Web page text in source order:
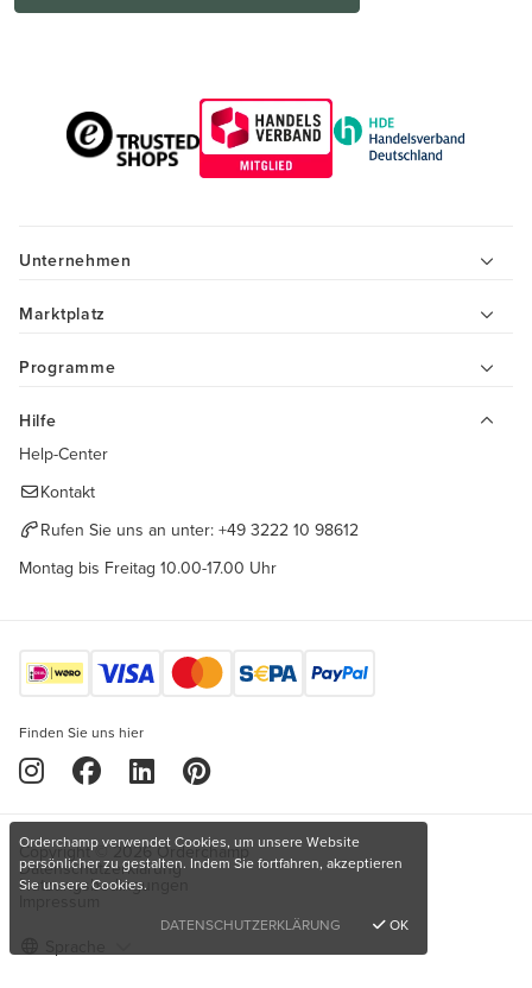
Unternehmen
Marktplatz
Programme
Hilfe
Help-Center
Kontakt
Rufen Sie uns an unter: +49 3222 10 98612
Montag bis Freitag 10.00-17.00 Uhr
Finden Sie uns hier
Copyright © 2026 Orderchamp
Datenschutzerklärung
Nutzungsbedingungen
Orderchamp verwendet Cookies, um unsere Website
persönlicher zu gestalten. Indem Sie fortfahren, akzeptieren
Sie unsere Cookies.
DATENSCHUTZERKLÄRUNG
OK